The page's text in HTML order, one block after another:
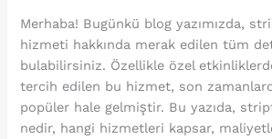
Merhaba! Bugünkü blog yazımızda,
hizmeti hakkında merak edilen tüm
bulabilirsiniz. Özellikle özel
tercih edilen bu hizmet, son
popüler hale gelmiştir. Bu yazıda,
nedir, hangi hizmetleri kapsar,